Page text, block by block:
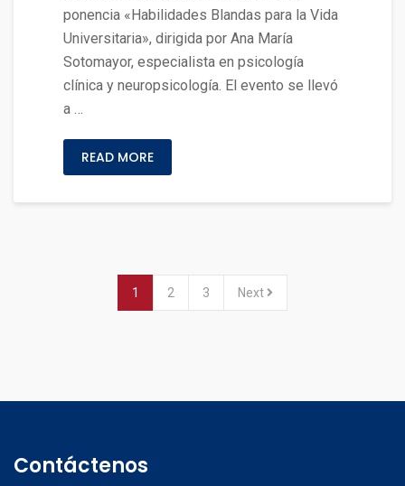
ponencia «Habilidades Blandas para la Vida
Universitaria», dirigida por Ana María
Sotomayor, especialista en psicología
clínica y neuropsicología. El evento se llevó
a …
READ MORE
1 2 3 Next
Contáctenos